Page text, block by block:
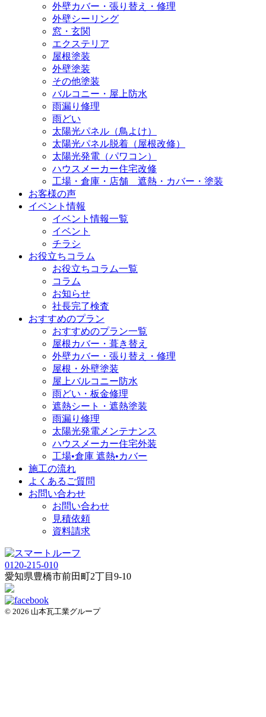
外壁カバー・張り替え・修理
外壁シーリング
窓・玄関
エクステリア
屋根塗装
外壁塗装
その他塗装
バルコニー・屋上防水
雨漏り修理
雨どい
太陽光パネル（鳥よけ）
太陽光パネル脱着（屋根改修）
太陽光発電（パワコン）
ハウスメーカー住宅改修
工場・倉庫・店舗 遮熱・カバー・塗装
お客様の声
イベント情報
イベント情報一覧
イベント
チラシ
お役立ちコラム
お役立ちコラム一覧
コラム
お知らせ
社長完了検査
おすすめのプラン
おすすめのプラン一覧
屋根カバー・葺き替え
外壁カバー・張り替え・修理
屋根・外壁塗装
屋上バルコニー防水
雨どい・板金修理
遮熱シート・遮熱塗装
雨漏り修理
太陽光発電メンテナンス
ハウスメーカー住宅外装
工場•倉庫 遮熱•カバー
施工の流れ
よくあるご質問
お問い合わせ
お問い合わせ
見積依頼
資料請求
0120-215-010
愛知県豊橋市前田町2丁目9-10
© 2026 山本瓦工業グループ